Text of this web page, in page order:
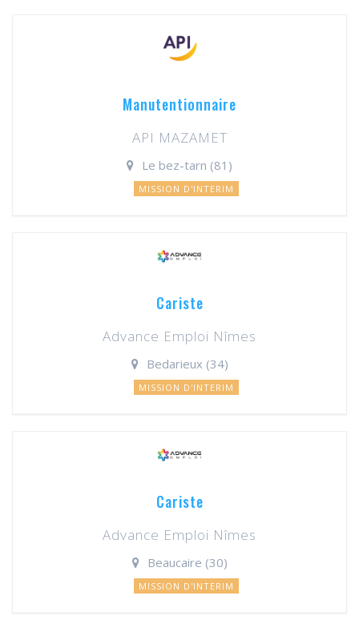
Manutentionnaire
API MAZAMET
Le bez-tarn (81)
MISSION D'INTERIM
Cariste
Advance Emploi Nîmes
Bedarieux (34)
MISSION D'INTERIM
Cariste
Advance Emploi Nîmes
Beaucaire (30)
MISSION D'INTERIM